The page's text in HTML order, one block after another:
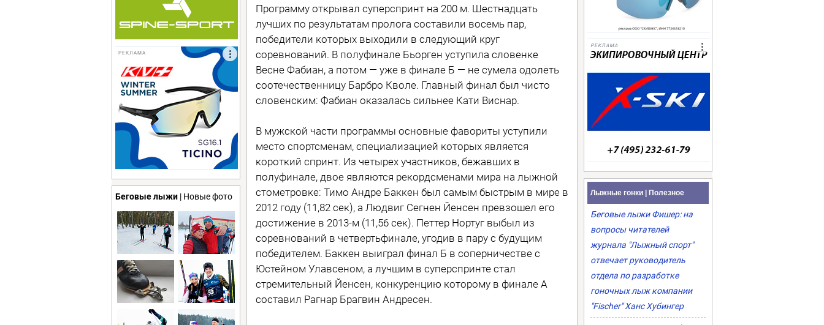
РЕКЛАМА
Беговые лыжи | Новые фото
Программу открывал суперспринт на 200 м. Шестнадцать
лучших по результатам пролога составили восемь пар,
победители которых выходили в следующий круг
соревнований. В полуфинале Бьорген уступила словенке
Весне Фабиан, а потом — уже в финале Б — не сумела одолеть
соотечественницу Барбро Кволе. Главный финал был чисто
словенским: Фабиан оказалась сильнее Кати Виснар.
В мужской части программы основные фавориты уступили
место спортсменам, специализацией которых является
короткий спринт. Из четырех участников, бежавших в
полуфинале, двое являются рекордсменами мира на лыжной
стометровке: Тимо Андре Баккен был самым быстрым в мире в
2012 году (11,82 сек), а Людвиг Сегнен Йенсен превзошел его
достижение в 2013-м (11,56 сек). Петтер Нортуг выбыл из
соревнований в четвертьфинале, угодив в пару с будущим
победителем. Баккен выиграл финал Б в соперничестве с
Юстейном Улавсеном, а лучшим в суперспринте стал
стремительный Йенсен, конкуренцию которому в финале А
составил Рагнар Брагвин Андресен.
РЕКЛАМА
Лыжные гонки | Полезное
Беговые лыжи Фишер: на
вопросы читателей
журнала "Лыжный спорт"
отвечает руководитель
отдела по разработке
гоночных лыж компании
"Fischer" Ханс Хубингер